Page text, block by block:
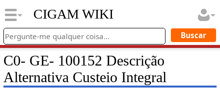
CIGAM WIKI
C0- GE- 100152 Descrição
Alternativa Custeio Integral